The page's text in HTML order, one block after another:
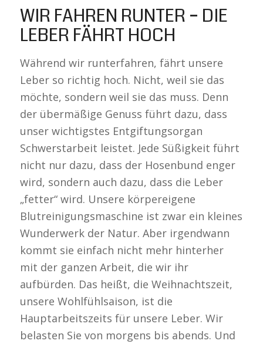
WIR FAHREN RUNTER – DIE
LEBER FÄHRT HOCH
Während wir runterfahren, fährt unsere
Leber so richtig hoch. Nicht, weil sie das
möchte, sondern weil sie das muss. Denn
der übermäßige Genuss führt dazu, dass
unser wichtigstes Entgiftungsorgan
Schwerstarbeit leistet. Jede Süßigkeit führt
nicht nur dazu, dass der Hosenbund enger
wird, sondern auch dazu, dass die Leber
„fetter“ wird. Unsere körpereigene
Blutreinigungsmaschine ist zwar ein kleines
Wunderwerk der Natur. Aber irgendwann
kommt sie einfach nicht mehr hinterher
mit der ganzen Arbeit, die wir ihr
aufbürden. Das heißt, die Weihnachtszeit,
unsere Wohlfühlsaison, ist die
Hauptarbeitszeits für unsere Leber. Wir
belasten Sie von morgens bis abends. Und